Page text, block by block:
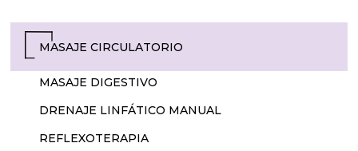
MASAJE CIRCULATORIO
MASAJE DIGESTIVO
DRENAJE LINFÁTICO MANUAL
REFLEXOTERAPIA